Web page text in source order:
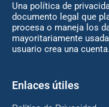
Una política de
documento legal que
procesa o maneja los
mayoritariamente
usuario crea una cuenta.
Enlaces útiles